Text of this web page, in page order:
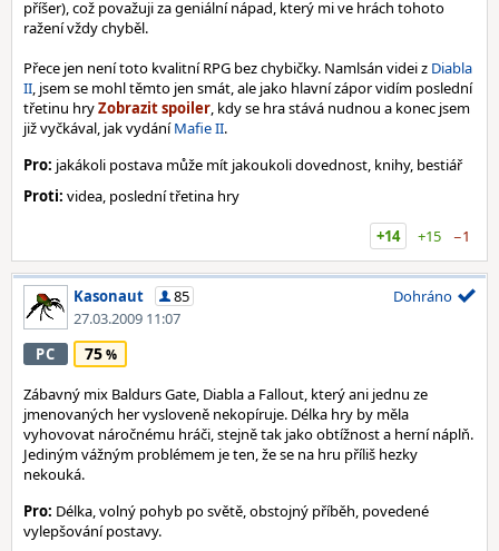
příšer), což považuji za geniální nápad, který mi ve hrách tohoto
ražení vždy chyběl.
Přece jen není toto kvalitní RPG bez chybičky. Namlsán videi z Diabla
II, jsem se mohl těmto jen smát, ale jako hlavní zápor vidím poslední
třetinu hry
, kdy se hra stává nudnou a konec jsem
již vyčkával, jak vydáníMafie II.
Pro: jakákoli postava může mít jakoukoli dovednost, knihy, bestiář
Proti: videa, poslední třetina hry
+14
+15 −1
Kasonaut
85
27.03.2009 11:07
Dohráno
PC 75
Zábavný mix Baldurs Gate, Diabla a Fallout, který ani jednu ze
jmenovaných her vysloveně nekopíruje. Délka hry by měla
vyhovovat náročnému hráči, stejně tak jako obtížnost a herní náplň.
Jediným vážným problémem je ten, že se na hru příliš hezky
nekouká.
Pro: Délka, volný pohyb po světě, obstojný příběh, povedené
vylepšování postavy.